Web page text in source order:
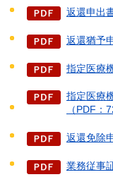
返還申出
返還猶予
指定医療
指定医療
（PDF：
返還免除
業務従事